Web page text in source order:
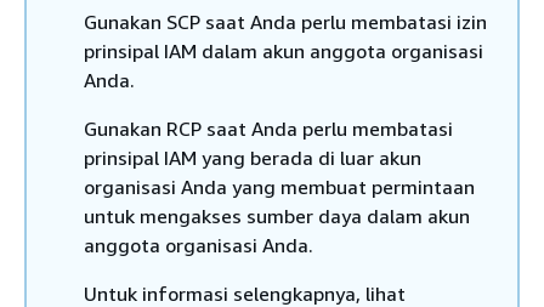
Gunakan SCP saat Anda perlu membatasi izin
prinsipal IAM dalam akun anggota organisasi
Anda.
Gunakan RCP saat Anda perlu membatasi
prinsipal IAM yang berada di luar akun
organisasi Anda yang membuat permintaan
untuk mengakses sumber daya dalam akun
anggota organisasi Anda.
Untuk informasi selengkapnya, lihat